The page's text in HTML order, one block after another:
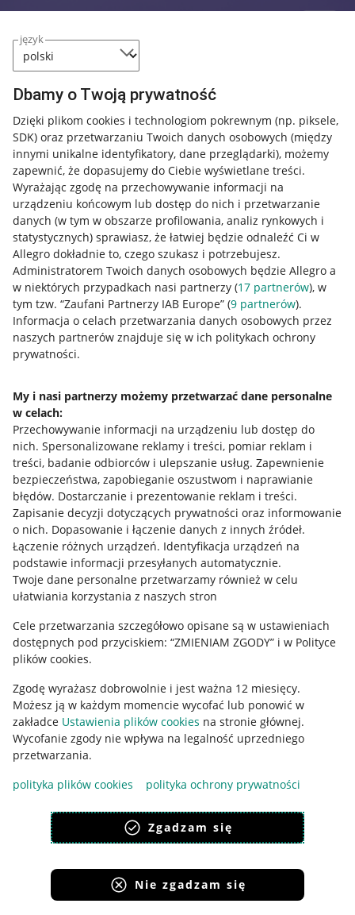
język
Dbamy o Twoją prywatność
Dzięki plikom cookies i technologiom pokrewnym (np. piksele,
SDK) oraz przetwarzaniu Twoich danych osobowych (między
innymi unikalne identyfikatory, dane przeglądarki), możemy
zapewnić, że dopasujemy do Ciebie wyświetlane treści.
Wyrażając zgodę na przechowywanie informacji na
urządzeniu końcowym lub dostęp do nich i przetwarzanie
danych (w tym w obszarze profilowania, analiz rynkowych i
statystycznych) sprawiasz, że łatwiej będzie odnaleźć Ci w
Allegro dokładnie to, czego szukasz i potrzebujesz.
Administratorem Twoich danych osobowych będzie Allegro a
w niektórych przypadkach nasi partnerzy (17 partnerów), w
tym tzw. “Zaufani Partnerzy IAB Europe” (9 partnerów).
Informacja o celach przetwarzania danych osobowych przez
naszych partnerów znajduje się w ich politykach ochrony
prywatności.
My i nasi partnerzy możemy przetwarzać dane personalne
w celach:
Przechowywanie informacji na urządzeniu lub dostęp do
nich. Spersonalizowane reklamy i treści, pomiar reklam i
treści, badanie odbiorców i ulepszanie usług. Zapewnienie
bezpieczeństwa, zapobieganie oszustwom i naprawianie
błędów. Dostarczanie i prezentowanie reklam i treści.
Zapisanie decyzji dotyczących prywatności oraz informowanie
o nich. Dopasowanie i łączenie danych z innych źródeł.
Łączenie różnych urządzeń. Identyfikacja urządzeń na
podstawie informacji przesyłanych automatycznie.
Twoje dane personalne przetwarzamy również w celu
ułatwiania korzystania z naszych stron
Cele przetwarzania szczegółowo opisane są w ustawieniach
dostępnych pod przyciskiem: “ZMIENIAM ZGODY” i w Polityce
plików cookies.
Zgodę wyrażasz dobrowolnie i jest ważna 12 miesięcy.
Możesz ją w każdym momencie wycofać lub ponowić w
zakładce Ustawienia plików cookies na stronie głównej.
Wycofanie zgody nie wpływa na legalność uprzedniego
przetwarzania.
polityka plików cookies
polityka ochrony prywatności
Zgadzam się
Nie zgadzam się
Przydatne informacje
Jak to działa
Allegro Gadane dla sprzedających
Allegro Gadane dla kupujących
Mapa miejscowości
Informacje prawne
Regulamin
Polityka plików "cookies"
Ustawienia plików "cookies"
Udostępnianie lokalizacji
Informacje dla Aktu o Usługach Cyfrowych
Pobierz aplikację
Korzystanie z serwisu oznacza akceptacjęregulaminu